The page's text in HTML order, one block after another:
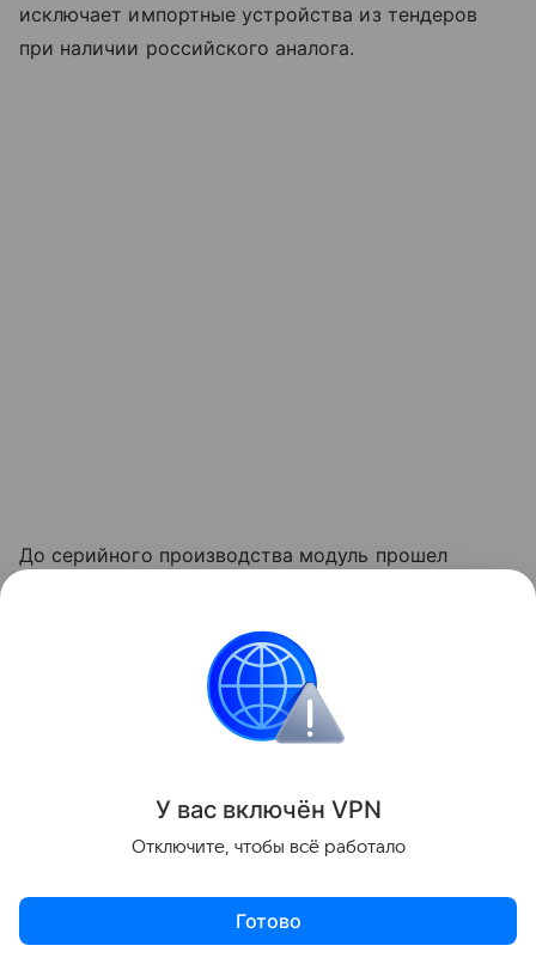
исключает импортные устройства из тендеров
при наличии российского аналога.
До серийного производства модуль прошел
главный критерий: «Коленный модуль — это в
первую очередь безопасность». В компании
параллельно ведут программу модернизации
государственных закупок.
считывать сигналы «фантомной конечности»
технология, которая может изменить подход к
У вас включён VPN
Отключите, чтобы всё работало
Готово